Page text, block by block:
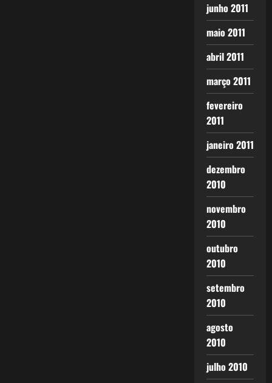
junho 2011
maio 2011
abril 2011
março 2011
fevereiro
2011
janeiro 2011
dezembro
2010
novembro
2010
outubro
2010
setembro
2010
agosto
2010
julho 2010